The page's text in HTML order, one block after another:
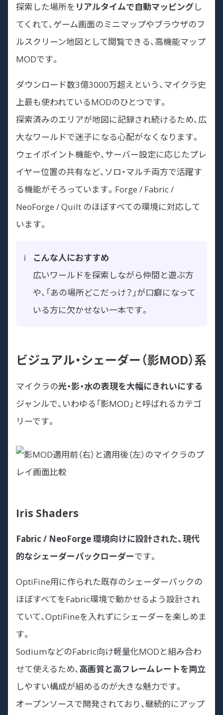
探索した場所を リアルタイムで自動マッピングし
てくれて、ゲーム画面のミニマップやブラウザのフ
ルスクリーン地図として閲覧できる、高機能マップ
MODです。
ダウンロード数3億3000万超えという、マイクラ史
上最も使われているMODのひとつです。
探索済みのエリアが地図に記録され続けるため、広
大なワールドで迷子になる心配がなくなります。
ウェイポイント機能や、サーバー設定に応じたプレ
イヤー位置の共有など、ソロ・マルチ両方で活躍す
る機能がそろっています。Forge / Fabric /
NeoForge / Quilt のほぼすべての環境に対応して
います。
こんな人におすすめ
広いワールドを探索しながら仲間と遊ぶ方
や、「あの場所どこだっけ？」が口癖になって
いる方に欠かせない一本です。
ビジュアル・シェーダー（影MOD）系
マイクラの光・影・水の表現を大幅にきれいにする
ジャンルで、いわゆる「影MOD」と呼ばれるカテゴ
リーです。
Iris Shaders
Fabric / NeoForge 環境向けに設計された、現代
的なシェーダーパックローダーです。
OptiFine用に作られた既存のシェーダーパックの
ほぼすべてをFabric環境で動かせるよう設計され
ていて、OptiFineを入れずにシェーダーを楽しめま
す。
SodiumなどのFabric向け軽量化MODと組み合わ
せて使えるため、高画質と高フレームレートを両立
しやすい構成が組めるのが大きな魅力です。
オープンソースで開発されており、継続的にアップ